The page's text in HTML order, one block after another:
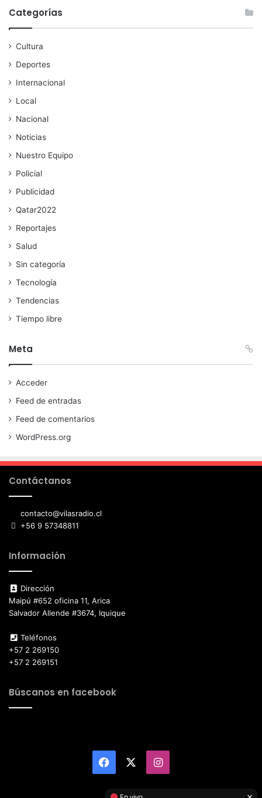
Categorías
Cultura
Deportes
Internacional
Local
Nacional
Noticias
Nuestro Equipo
Policial
Publicidad
Qatar2022
Reportajes
Salud
Sin categoría
Tecnología
Tendencias
Tiempo libre
Meta
Acceder
Feed de entradas
Feed de comentarios
WordPress.org
Contáctanos
contacto@vilasradio.cl
+56 9 57348811
Información
Dirección
Maipú #652 oficina 11, Arica
Salvador Allende #3674, Iquique
Teléfonos
+57 2 269150
+57 2 269151
Búscanos en facebook
Facebook Instagram